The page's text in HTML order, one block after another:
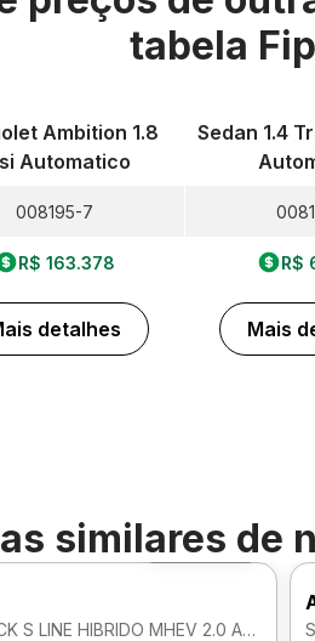
tabela
Ambition 1.8
Automatico
008195-7
R$ 163.378
detalhes
Sedan 1.4
R$
Mais
similares de
Foto 360º
SPORTBACK S LINE HIBRIDO MHEV 2.0 AUTOMATICO